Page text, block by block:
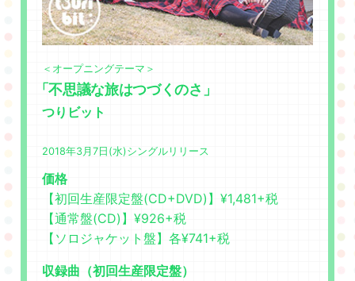
＜オープニングテーマ＞
「不思議な旅はつづくのさ」
つりビット
2018年3月7日(水)シングルリリース
価格
【初回生産限定盤(CD+DVD)】¥1,481+税
【通常盤(CD)】¥926+税
【ソロジャケット盤】各¥741+税
収録曲（初回生産限定盤）